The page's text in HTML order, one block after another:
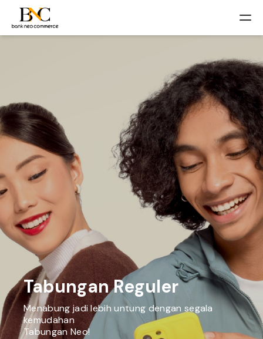
Tabungan Reguler
Menabung jadi lebih untung dengan segala
kemudahan
Tabungan Neo!